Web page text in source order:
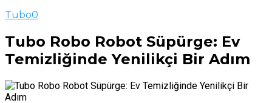
Tubo0
Tubo Robo Robot Süpürge: Ev
Temizliğinde Yenilikçi Bir Adım